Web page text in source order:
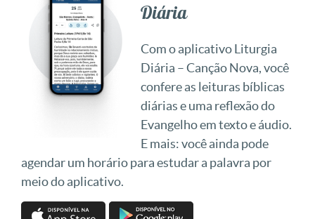
Diária
Com o aplicativo Liturgia
Diária – Canção Nova, você
confere as leituras bíblicas
diárias e uma reflexão do
Evangelho em texto e áudio.
E mais: você ainda pode
agendar um horário para estudar a palavra por
meio do aplicativo.